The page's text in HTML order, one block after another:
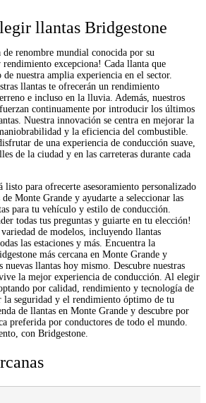
llantas Bridgestone
de renombre mundial conocida por su
excepciona! Cada llanta que
nuestra amplia experiencia en el sector.
llantas te ofrecerán un rendimiento
e incluso en la lluvia. Además, nuestros
continuamente por introducir los últimos
Nuestra innovación se centra en mejorar la
y la eficiencia del combustible.
de una experiencia de conducción suave,
de la ciudad y en las carreteras durante cada
listo para ofrecerte asesoramiento personalizado
Monte Grande y ayudarte a seleccionar las
para tu vehículo y estilo de conducción.
todas tus preguntas y guiarte en tu elección!
de modelos, incluyendo llantas
las estaciones y más. Encuentra la
más cercana en Monte Grande y
llantas hoy mismo. Descubre nuestras
la mejor experiencia de conducción. Al elegir
por calidad, rendimiento y tecnología de
la seguridad y el rendimiento óptimo de tu
de llantas en Monte Grande y descubre por
preferida por conductores de todo el mundo.
con Bridgestone.